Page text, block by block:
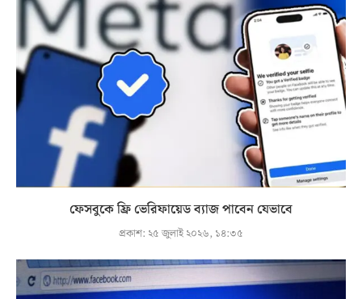
ফেসবুকে ফ্রি ভেরিফায়েড ব্যাজ পাবেন যেভাবে
প্রকাশ: ২৫ জুলাই ২০২৬, ১৪:৩৫